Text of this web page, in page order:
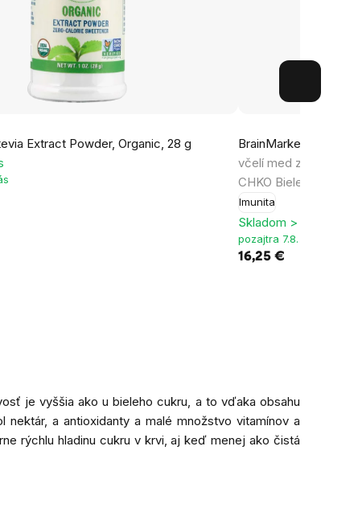
Extract Powder, Organic, 28 g
BrainMarket Pure
včelí med získaný z
CHKO Biele Karpaty
Imunita
Skladom > 5 ks
pozajtra 7.8. u vás
16,25 €
je vyššia ako u bieleho cukru, a to vďaka obsahu
a antioxidanty a malé množstvo vitamínov a
rýchlu hladinu cukru v krvi, aj keď menej ako čistá